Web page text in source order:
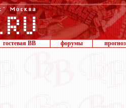
гостевая ВВ форумы